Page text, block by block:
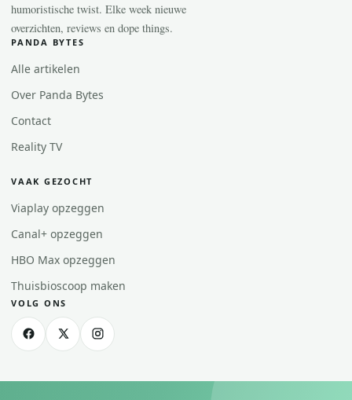
humoristische twist. Elke week nieuwe
overzichten, reviews en dope things.
PANDA BYTES
Alle artikelen
Over Panda Bytes
Contact
Reality TV
VAAK GEZOCHT
Viaplay opzeggen
Canal+ opzeggen
HBO Max opzeggen
Thuisbioscoop maken
VOLG ONS